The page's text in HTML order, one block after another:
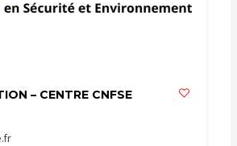
– CENTRE CNFSE